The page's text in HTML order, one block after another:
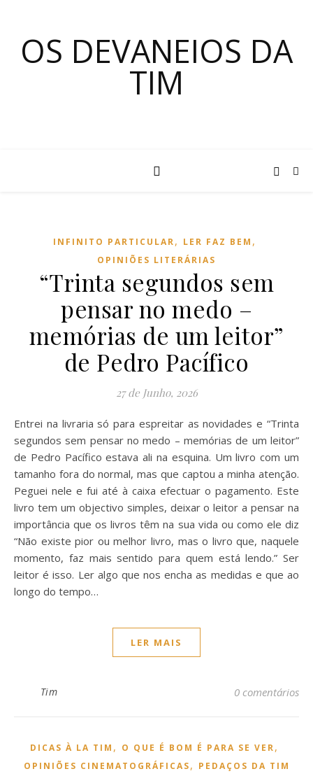
OS DEVANEIOS DA
TIM
INFINITO PARTICULAR, LER FAZ BEM ,
OPINIÕES LITERÁRIAS
“Trinta segundos sem
pensar no medo –
memórias de um leitor”
de Pedro Pacífico
27 de Junho, 2026
Entrei na livraria só para espreitar as novidades e “Trinta
segundos sem pensar no medo – memórias de um leitor”
de Pedro Pacífico estava ali na esquina. Um livro com um
tamanho fora do normal, mas que captou a minha atenção.
Peguei nele e fui até à caixa efectuar o pagamento. Este
livro tem um objectivo simples, deixar o leitor a pensar na
importância que os livros têm na sua vida ou como ele diz
“Não existe pior ou melhor livro, mas o livro que, naquele
momento, faz mais sentido para quem está lendo.” Ser
leitor é isso. Ler algo que nos encha as medidas e que ao
longo do tempo…
LER MAIS
Tim 0 comentários
DICAS À LA TIM , O QUE É BOM É PARA SE VER,
OPINIÕES CINEMATOGRÁFICAS, PEDAÇOS DA TIM